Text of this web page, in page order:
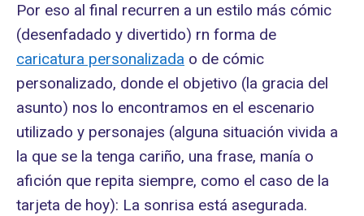
Por eso al final recurren a un estilo más cómic
(desenfadado y divertido) rn forma de
caricatura personalizada o de cómic
personalizado, donde el objetivo (la gracia del
asunto) nos lo encontramos en el escenario
utilizado y personajes (alguna situación vivida a
la que se la tenga cariño, una frase, manía o
afición que repita siempre, como el caso de la
tarjeta de hoy): La sonrisa está asegurada.